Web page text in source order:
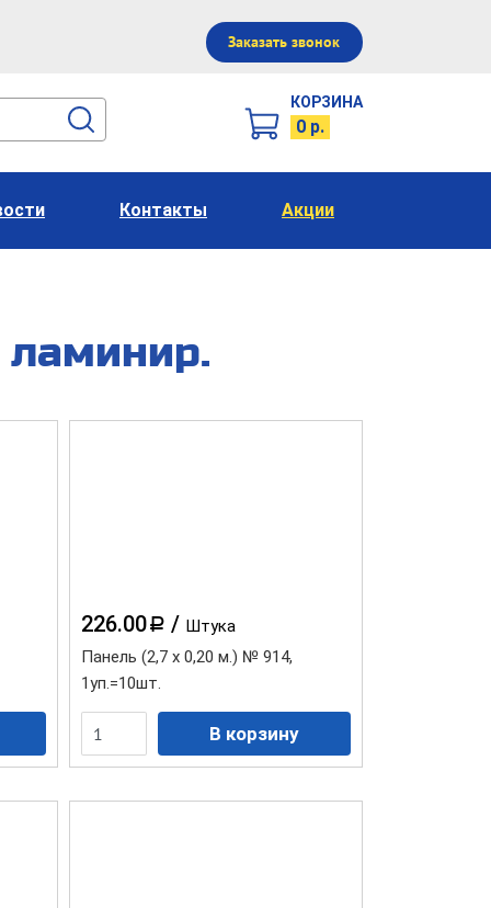
Заказать звонок
КОРЗИНА
0 р.
Контакты Акции
ламинир.
226.00a / Штука
Панель (2,7 х 0,20 м.) № 914,
1уп.=10шт.
Водосточная система "Элит"